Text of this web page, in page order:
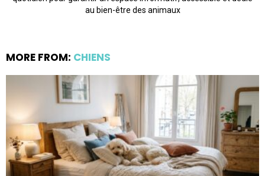
au bien-être des animaux
MORE FROM: CHIENS